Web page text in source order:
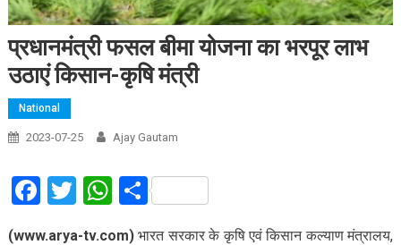
प्रधानमंत्री फसल बीमा योजना का भरपूर लाभ
उठाएं किसान-कृषि मंत्री
National
2023-07-25 Ajay Gautam
Facebook
Twitter
WhatsApp
Share
(www.arya-tv.com)भारत सरकार के कृषि एवं किसान कल्याण मंत्रालय,